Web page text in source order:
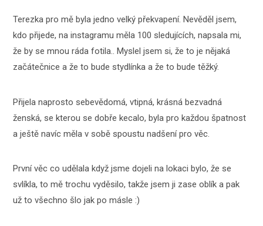
Terezka pro mě byla jedno velký překvapení. Nevěděl jsem,
kdo přijede, na instagramu měla 100 sledujících, napsala mi,
že by se mnou ráda fotila.. Myslel jsem si, že to je nějaká
začátečnice a že to bude stydlínka a že to bude těžký.
Přijela naprosto sebevědomá, vtipná, krásná bezvadná
ženská, se kterou se dobře kecalo, byla pro každou špatnost
a ještě navíc měla v sobě spoustu nadšení pro věc.
První věc co udělala když jsme dojeli na lokaci bylo, že se
svlíkla, to mě trochu vyděsilo, takže jsem ji zase oblík a pak
už to všechno šlo jak po másle :)